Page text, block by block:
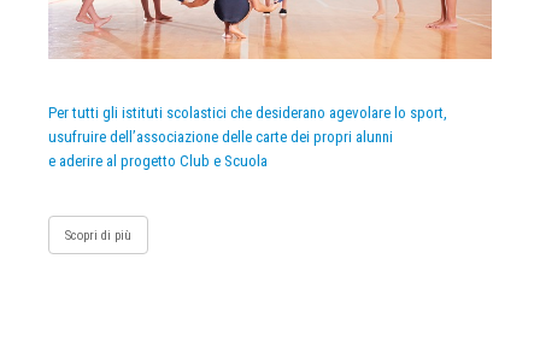
Per tutti gli istituti scolastici che desiderano agevolare lo sport,
usufruire dell’associazione delle carte dei propri alunni
e aderire al progetto Club e Scuola
Scopri di più